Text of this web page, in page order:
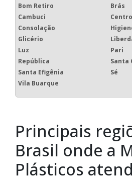
Bom Retiro
Brás
Cambuci
Centro
Consolação
Glicério
Luz
Pari
República
Santa
Santa Efigênia
Sé
Vila Buarque
Principais
Brasil onde a
Plásticos